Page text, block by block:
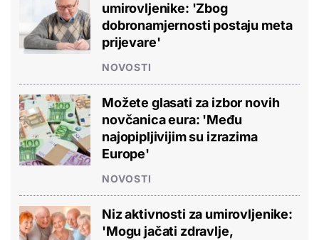
umirovljenike: 'Zbog
dobronamjernosti postaju meta
prijevare'
NOVOSTI
Možete glasati za izbor novih
novčanica eura: 'Među
najopipljivijim su izrazima
Europe'
NOVOSTI
Niz aktivnosti za umirovljenike:
'Mogu jačati zdravlje,